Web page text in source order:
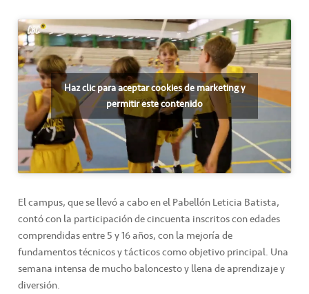
Haz clic para aceptar cookies de marketing y
permitir este contenido
El campus, que se llevó a cabo en el Pabellón Leticia Batista,
contó con la participación de cincuenta inscritos con edades
comprendidas entre 5 y 16 años, con la mejoría de
fundamentos técnicos y tácticos como objetivo principal. Una
semana intensa de mucho baloncesto y llena de aprendizaje y
diversión.